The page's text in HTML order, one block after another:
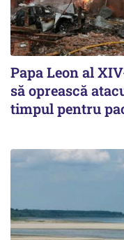
Papa Leon al
să oprească
timpul pentru